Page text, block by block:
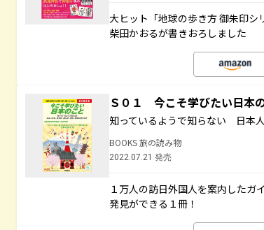
大ヒット「地球の歩き方 御朱印
柴田かおるが書きおろしました
Ｓ０１ 今こそ学びたい日本
知っているようで知らない 日本
BOOKS 旅の読み物
2022.07.21 発売
１万人の訪日外国人を案内したガ
発見ができる１冊！